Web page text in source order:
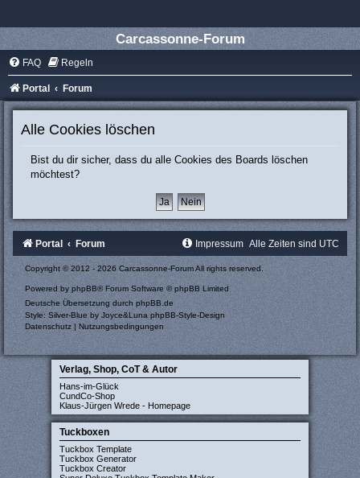
Carcassonne-Forum
FAQ Regeln
Portal Forum
Alle Cookies löschen
Bist du dir sicher, dass du alle Cookies des Boards löschen
möchtest?
Portal Forum Alle Zeiten sind UTC
Impressum
Copyright © 2012 - 2026 Carcassonne-Forum All rights reserved.
Powered by phpBB® Forum Software © phpBB Limited
Deutsche Übersetzung durch phpBB.de
Style: Silver-Blue by Joyce&Luna phpBB-Style-Design
Datenschutz | Nutzungsbedingungen
Verlag, Shop, CoT & Autor
Hans-im-Glück
CundCo-Shop
Klaus-Jürgen Wrede - Homepage
Tuckboxen
Tuckbox Template
Tuckbox Generator
Tuckbox Creator